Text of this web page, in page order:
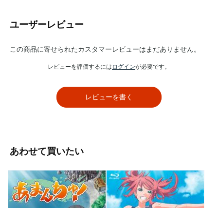
ユーザーレビュー
この商品に寄せられたカスタマーレビューはまだありません。
レビューを評価するには ログインが必要です。
レビューを書く
あわせて買いたい